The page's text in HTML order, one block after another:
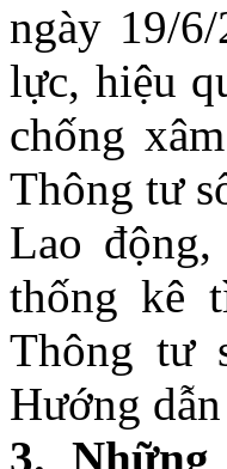
ngày 19/
lực, hiệu
chống
Thông tư
Lao
thống kê
Thông tư
Hướng
3.